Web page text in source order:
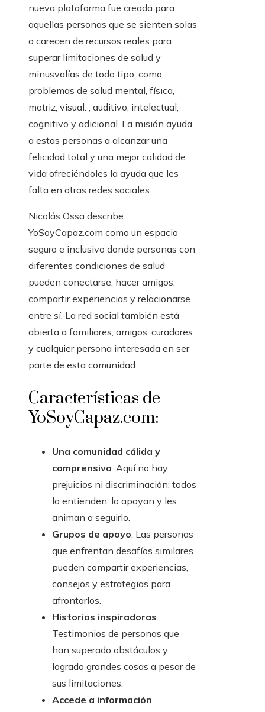
nueva plataforma fue creada para
aquellas personas que se sienten solas
o carecen de recursos reales para
superar limitaciones de salud y
minusvalías de todo tipo, como
problemas de salud mental, física,
motriz, visual. , auditivo, intelectual,
cognitivo y adicional. La misión ayuda
a estas personas a alcanzar una
felicidad total y una mejor calidad de
vida ofreciéndoles la ayuda que les
falta en otras redes sociales.
Nicolás Ossa describe
YoSoyCapaz.com como un espacio
seguro e inclusivo donde personas con
diferentes condiciones de salud
pueden conectarse, hacer amigos,
compartir experiencias y relacionarse
entre sí. La red social también está
abierta a familiares, amigos, curadores
y cualquier persona interesada en ser
parte de esta comunidad.
Características de
YoSoyCapaz.com:
Una comunidad cálida y
comprensiva: Aquí no hay
prejuicios ni discriminación; todos
lo entienden, lo apoyan y les
animan a seguirlo.
Grupos de apoyo: Las personas
que enfrentan desafíos similares
pueden compartir experiencias,
consejos y estrategias para
afrontarlos.
Historias inspiradoras:
Testimonios de personas que
han superado obstáculos y
logrado grandes cosas a pesar de
sus limitaciones.
Accede a información